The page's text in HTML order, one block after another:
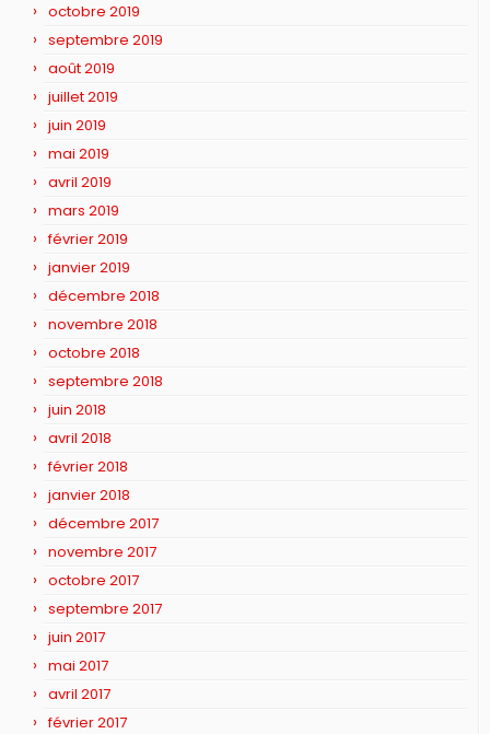
octobre 2019
septembre 2019
août 2019
juillet 2019
juin 2019
mai 2019
avril 2019
mars 2019
février 2019
janvier 2019
décembre 2018
novembre 2018
octobre 2018
septembre 2018
juin 2018
avril 2018
février 2018
janvier 2018
décembre 2017
novembre 2017
octobre 2017
septembre 2017
juin 2017
mai 2017
avril 2017
février 2017